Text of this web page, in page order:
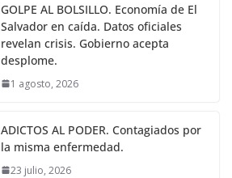
GOLPE AL BOLSILLO. Economía de El
Salvador en caída. Datos oficiales
revelan crisis. Gobierno acepta
desplome.
1 agosto, 2026
ADICTOS AL PODER. Contagiados por
la misma enfermedad.
23 julio, 2026